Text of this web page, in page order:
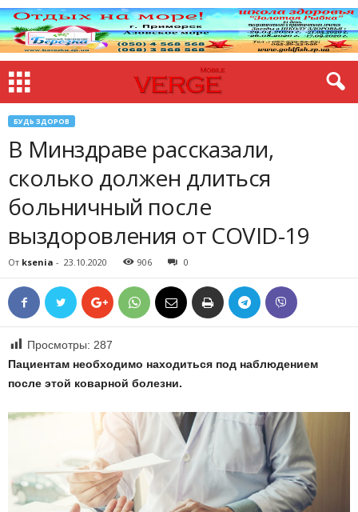
БУДЬ ЗДОРОВ
В Минздраве рассказали,
сколько должен длиться
больничный после
выздоровления от COVID-19
От ksenia - 23.10.2020 906 0
Просмотры: 287
Пациентам необходимо находиться под наблюдением
после этой коварной болезни.